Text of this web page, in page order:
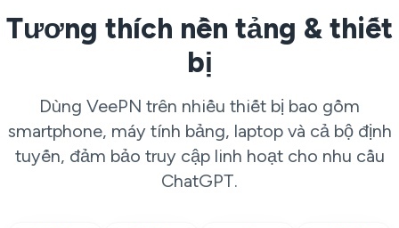
Tương thích nền tảng & thiết
bị
Dùng VeePN trên nhiều thiết bị bao gồm
smartphone, máy tính bảng, laptop và cả bộ định
tuyến, đảm bảo truy cập linh hoạt cho nhu cầu
ChatGPT.